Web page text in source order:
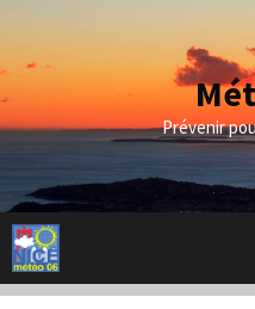
contenu
Prévenir